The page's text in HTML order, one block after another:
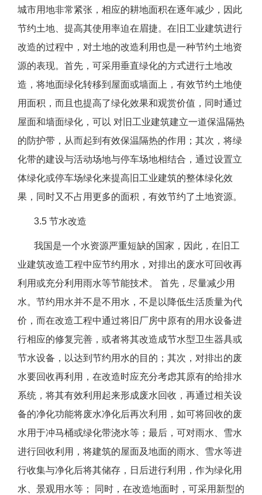
城市用地非常紧张，相应的耕地面积在逐年减少，因此
节约土地、提高其使用率迫在眉捷。在旧工业建筑进行
改造的过程中，对土地的改造利用也是一种节约土地资
源的表现。首先，可采用垂直绿化的方式进行土地改
造，将地面绿化转移到屋面或墙面上，有效节约土地使
用面积，而且也提高了绿化效果和观赏价值，同时通过
屋面和墙面绿化，可以 对旧工业建筑建立一道保温隔热
的防护带，从而起到有效保温隔热的作用；其次，将绿
化带的建设与活动场地与停车场地相结合，通过设置立
体绿化或停车场绿化来提高旧工业建筑的整体绿化效
果，同时又不占用更多的面积，有效节约了土地资源。
3.5 节水改造
我国是一个水资源严重短缺的国家，因此，在旧工
业建筑改造工程中应节约用水，对排出的废水可回收再
利用或充分利用雨水等节能技术。 首先，尽量减少用
水。节约用水并不是不用水，不是以降低生活质量为代
价，而在改造工程中通过将旧厂房中原有的用水设备进
行相应的修复完善，或者将其改造成节水型卫生器具或
节水设备，以达到节约用水的目的；其次，对排出的废
水要回收再利用，在改造时应充分考虑其原有的给排水
系统，将其有效利用起来形成废水回收，再通过相关设
备的净化功能将废水净化后再次利用，如可将回收的废
水用于冲马桶或绿化带浇水等；最后，可对雨水、雪水
进行回收利用，将建筑的屋面及地面的雨水、雪水等进
行收集与净化后将其储存，日后进行利用，作为绿化用
水、景观用水等； 同时，在改造地面时，可采用新型的